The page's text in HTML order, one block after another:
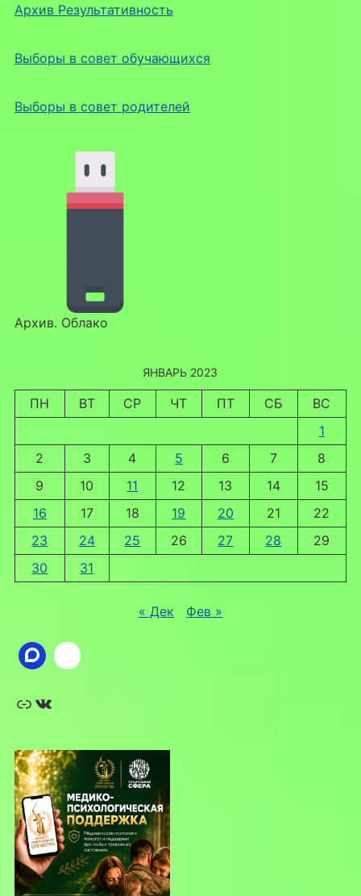
Архив Результативность
Выборы в совет обучающихся
Выборы в совет родителей
Архив. Облако
ЯНВАРЬ 2023
ПН ВТ СР ЧТ ПТ СБ
ВС
1
2
3 4 5 6 7
8
9
10 11 12 13 14
15
16
17 18 19 20 21
22
23
24 25 26 27 28
29
30
31
« Дек Фев »